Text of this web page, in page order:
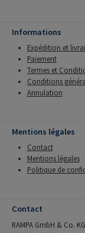
Informations
Expédition et
Paiement
Termes et
Conditions
Annulation
Mentions légales
Contact
Mentions légales
Politique de
Contact
RAMPA GmbH & Co. KG